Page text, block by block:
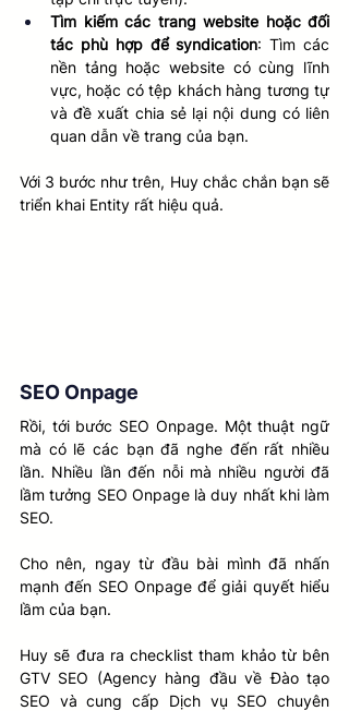
Tìm kiếm các trang website hoặc đối
tác phù hợp để syndication: Tìm các
nền tảng hoặc website có cùng lĩnh
vực, hoặc có tệp khách hàng tương tự
và đề xuất chia sẻ lại nội dung có liên
quan dẫn về trang của bạn.
Với 3 bước như trên, Huy chắc chắn bạn sẽ
triển khai Entity rất hiệu quả.
SEO Onpage
Rồi, tới bước SEO Onpage. Một thuật ngữ
mà có lẽ các bạn đã nghe đến rất nhiều
lần. Nhiều lần đến nỗi mà nhiều người đã
lầm tưởng SEO Onpage là duy nhất khi làm
SEO.
Cho nên, ngay từ đầu bài mình đã nhấn
mạnh đến SEO Onpage để giải quyết hiểu
lầm của bạn.
Huy sẽ đưa ra checklist tham khảo từ bên
GTV SEO (Agency hàng đầu về Đào tạo
SEO và cung cấp Dịch vụ SEO chuyên